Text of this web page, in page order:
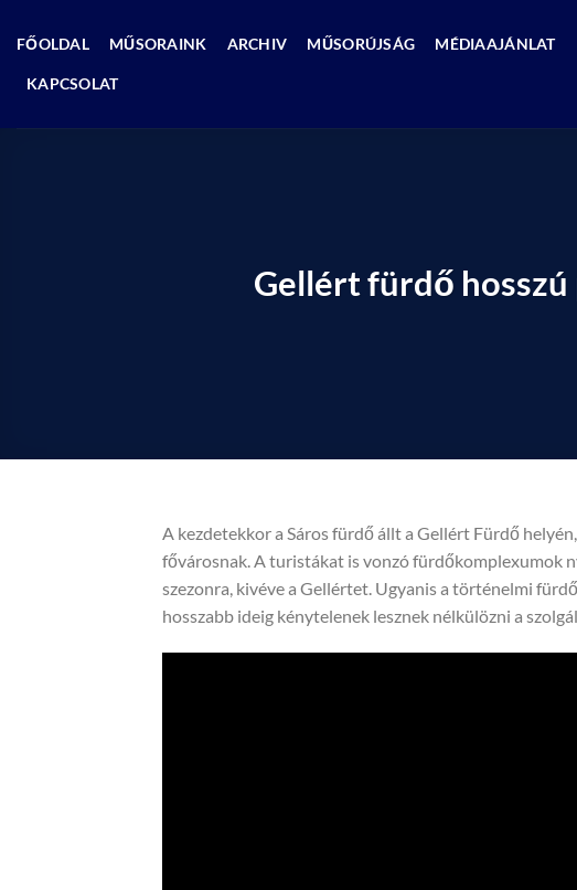
FŐOLDAL MŰSORAINK ARCHIV MŰSORÚJSÁG MÉDIAAJÁNLAT
KAPCSOLAT
Gellért fürdő
A kezdetekkor a Sáros fürdő állt a Gellért Fürdő
fővárosnak. A turistákat is vonzó fürdőkomplexumok
szezonra, kivéve a Gellértet. Ugyanis a történelmi
hosszabb ideig kénytelenek lesznek nélkülözni a